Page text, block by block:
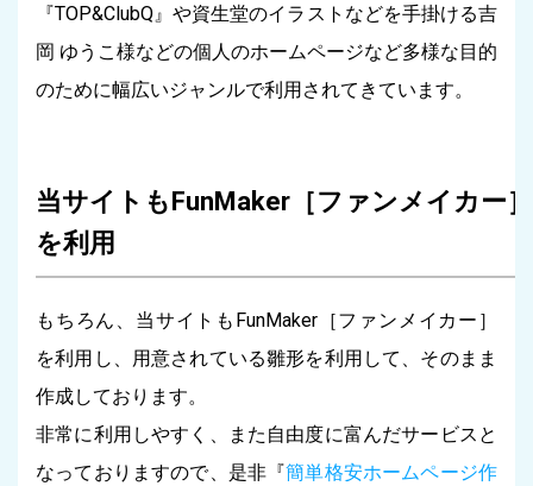
『TOP&ClubQ』や資生堂のイラストなどを手掛ける吉
岡 ゆうこ様などの個人のホームページなど多様な目的
のために幅広いジャンルで利用されてきています。
当サイトもFunMaker［ファンメイカー］
を利用
もちろん、当サイトもFunMaker［ファンメイカー］
を利用し、用意されている雛形を利用して、そのまま
作成しております。
非常に利用しやすく、また自由度に富んだサービスと
なっておりますので、是非『簡単格安ホームページ作